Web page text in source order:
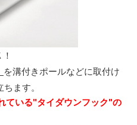
を溝付きポールなどに取付け
ます。
ている"タイダウンフック"の